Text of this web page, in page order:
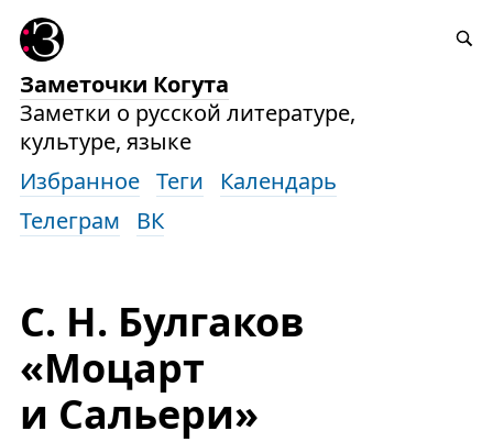
Заметочки Когута
Заметки о русской литературе,
культуре, языке
Избранное Теги
Календарь
Телеграм
ВК
С. Н. Булгаков
«Моцарт
и Сальери»